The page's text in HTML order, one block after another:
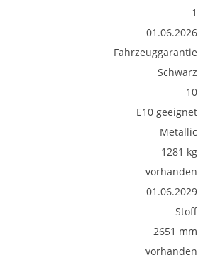
1
01.06.2026
Fahrzeuggarantie
Schwarz
10
E10 geeignet
Metallic
1281 kg
vorhanden
01.06.2029
Stoff
2651 mm
vorhanden